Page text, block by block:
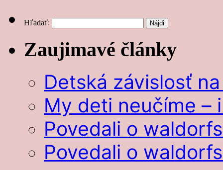
Hľadať:
Zaujimavé články
Detská závislosť
My deti neučíme –
Povedali o
Povedali o